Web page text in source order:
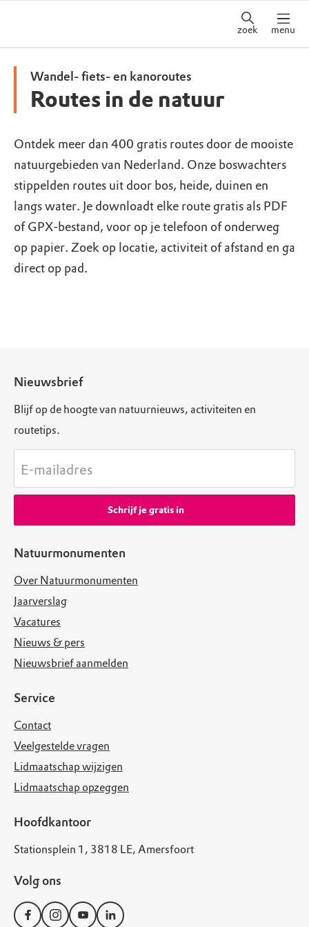
zoek menu
Wandel- fiets- en kanoroutes
Routes in de natuur
Ontdek meer dan 400 gratis routes door de mooiste
natuurgebieden van Nederland. Onze boswachters
stippelden routes uit door bos, heide, duinen en
langs water. Je downloadt elke route gratis als PDF
of GPX-bestand, voor op je telefoon of onderweg
op papier. Zoek op locatie, activiteit of afstand en ga
direct op pad.
Natuurmonumenten
Over Natuurmonumenten
Jaarverslag
Vacatures
Nieuws & pers
Nieuwsbrief aanmelden
Service
Contact
Veelgestelde vragen
Lidmaatschap wijzigen
Lidmaatschap opzeggen
Hoofdkantoor
Stationsplein 1, 3818 LE, Amersfoort
Volg ons
Nieuwsbrief
Blijf op de hoogte van natuurnieuws, activiteiten en
routetips.
E-mailadres
Schrijf je gratis in